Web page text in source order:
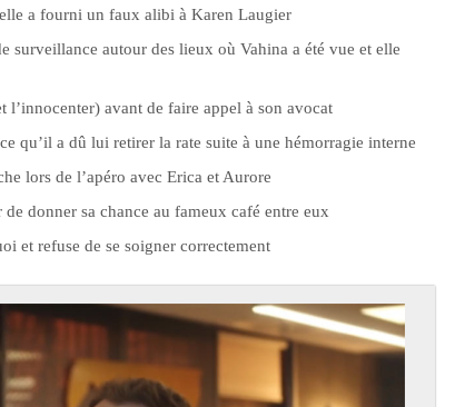
a fourni un faux alibi à Karen Laugier
surveillance autour des lieux où Vahina a été vue et elle
l’innocenter) avant de faire appel à son avocat
qu’il a dû lui retirer la rate suite à une hémorragie interne
lors de l’apéro avec Erica et Aurore
donner sa chance au fameux café entre eux
et refuse de se soigner correctement